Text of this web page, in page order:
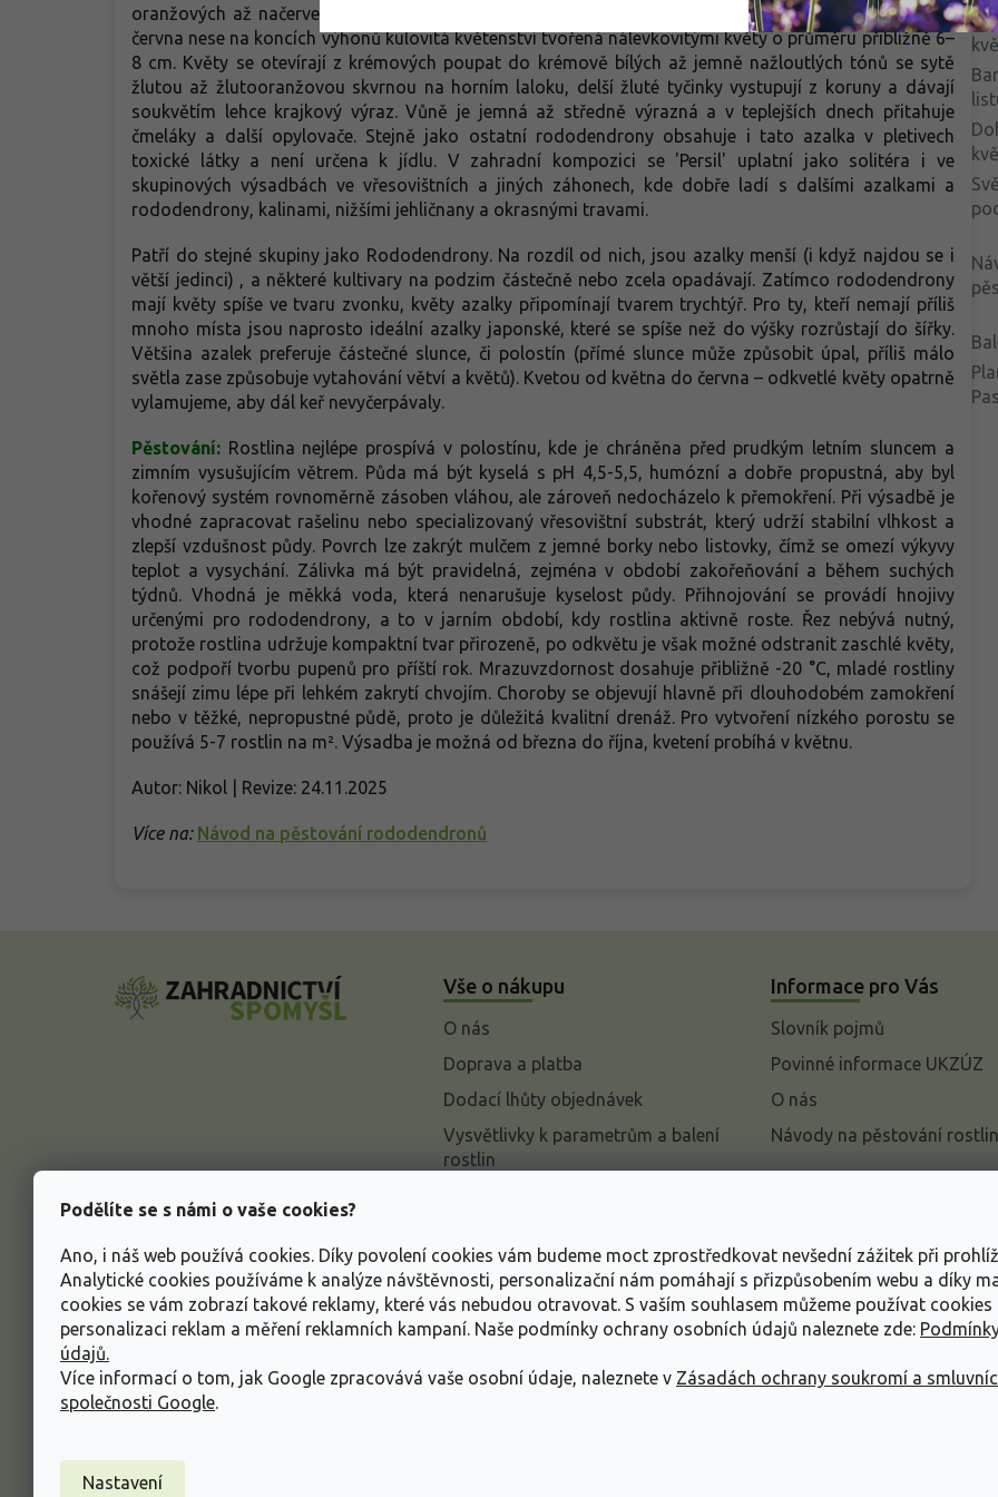
Podělíte se s námi o vaše cookies?
Ano, i náš web používá cookies. Díky povolení cookies vám budeme moct zprostředkovat nevšední zážitek při
Analytické cookies používáme k analýze návštěvnosti, personalizační nám pomáhají s přizpůsobením webu a díky
cookies se vám zobrazí takové reklamy, které vás nebudou otravovat. S vaším souhlasem můžeme používat
personalizaci reklam a měření reklamních kampaní. Naše podmínky ochrany osobních údajů naleznete zde:
údajů.
Více informací o tom, jak Google zpracovává vaše osobní údaje, naleznete v Zásadách ochrany soukromí a
společnosti Google.
Nastavení
oranžových až načervenalých odstínů, takže keř zůstává výrazný i po odkvětu. Od konce května do
června nese na koncích výhonů kulovitá květenství tvořená nálevkovitými květy o průměru přibližně 6–
8 cm. Květy se otevírají z krémových poupat do krémově bílých až jemně nažloutlých tónů se sytě
žlutou až žlutooranžovou skvrnou na horním laloku, delší žluté tyčinky vystupují z koruny a dávají
soukvětím lehce krajkový výraz. Vůně je jemná až středně výrazná a v teplejších dnech přitahuje
čmeláky a další opylovače. Stejně jako ostatní rododendrony obsahuje i tato azalka v pletivech
toxické látky a není určena k jídlu. V zahradní kompozici se 'Persil' uplatní jako solitéra i ve
skupinových výsadbách ve vřesovištních a jiných záhonech, kde dobře ladí s dalšími azalkami a
rododendrony, kalinami, nižšími jehličnany a okrasnými travami.
Patří do stejné skupiny jako Rododendrony. Na rozdíl od nich, jsou azalky menší (i když najdou se i
větší jedinci) , a některé kultivary na podzim částečně nebo zcela opadávají. Zatímco rododendrony
mají květy spíše ve tvaru zvonku, květy azalky připomínají tvarem trychtýř. Pro ty, kteří nemají příliš
mnoho místa jsou naprosto ideální azalky japonské, které se spíše než do výšky rozrůstají do šířky.
Většina azalek preferuje částečné slunce, či polostín (přímé slunce může způsobit úpal, příliš málo
světla zase způsobuje vytahování větví a květů). Kvetou od května do června – odkvetlé květy opatrně
vylamujeme, aby dál keř nevyčerpávaly.
Pěstování: Rostlina nejlépe prospívá v polostínu, kde je chráněna před prudkým letním sluncem a
zimním vysušujícím větrem. Půda má být kyselá s pH 4,5-5,5, humózní a dobře propustná, aby byl
kořenový systém rovnoměrně zásoben vláhou, ale zároveň nedocházelo k přemokření. Při výsadbě je
vhodné zapracovat rašelinu nebo specializovaný vřesovištní substrát, který udrží stabilní vlhkost a
zlepší vzdušnost půdy. Povrch lze zakrýt mulčem z jemné borky nebo listovky, čímž se omezí výkyvy
teplot a vysychání. Zálivka má být pravidelná, zejména v období zakořeňování a během suchých
týdnů. Vhodná je měkká voda, která nenarušuje kyselost půdy. Přihnojování se provádí hnojivy
určenými pro rododendrony, a to v jarním období, kdy rostlina aktivně roste. Řez nebývá nutný,
protože rostlina udržuje kompaktní tvar přirozeně, po odkvětu je však možné odstranit zaschlé květy,
což podpoří tvorbu pupenů pro příští rok. Mrazuvzdornost dosahuje přibližně -20 °C, mladé rostliny
snášejí zimu lépe při lehkém zakrytí chvojím. Choroby se objevují hlavně při dlouhodobém zamokření
nebo v těžké, nepropustné půdě, proto je důležitá kvalitní drenáž. Pro vytvoření nízkého porostu se
používá 5-7 rostlin na m². Výsadba je možná od března do října, kvetení probíhá v květnu.
Autor: Nikol | Revize: 24.11.2025
Více na: Návod na pěstování rododendronů
Vše o nákupu
O nás
Doprava a platba
Dodací lhůty objednávek
Vysvětlivky k parametrům a balení
rostlin
Informace o ochraně osobních
údajů
Obchodní podmínky
Informace pro Vás
Slovník pojmů
Povinné informace UKZÚZ
O nás
Návody na pěstování rostlin